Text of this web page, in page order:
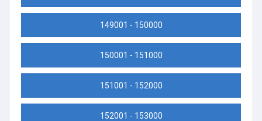
149001 - 150000
150001 - 151000
151001 - 152000
152001 - 153000